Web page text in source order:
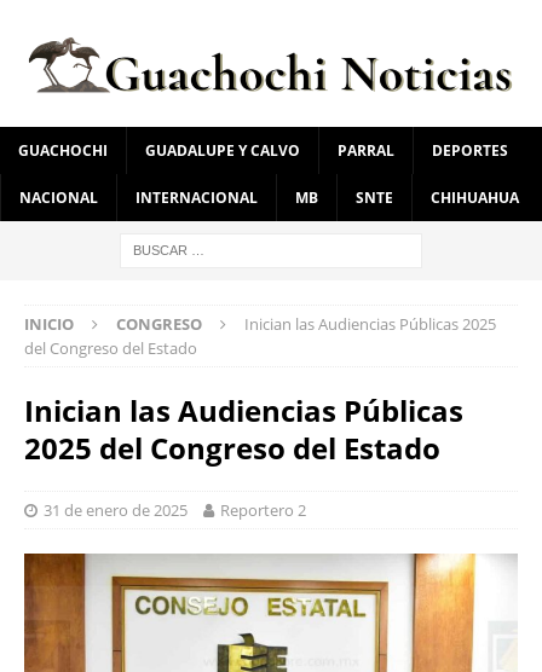
GUACHOCHI GUADALUPE Y CALVO PARRAL DEPORTES
NACIONAL INTERNACIONAL MB SNTE CHIHUAHUA
INICIO CONGRESO
Inician las Audiencias Públicas 2025
del Congreso del Estado
Inician las Audiencias Públicas
2025 del Congreso del Estado
31 de enero de 2025 Reportero 2